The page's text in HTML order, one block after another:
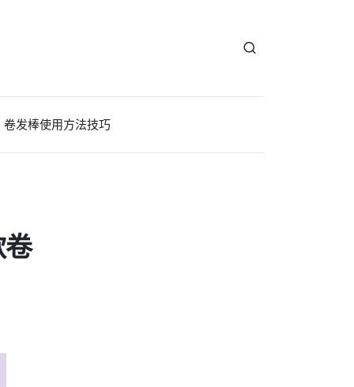
卷发棒使用方法技巧